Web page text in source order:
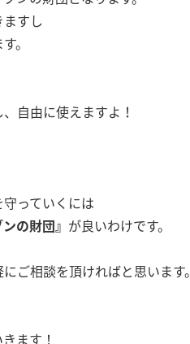
すし
。
自由に使えますよ！
っていくには
の財団』 が良いわけです。
ご相談を頂ければと思います。
ます！